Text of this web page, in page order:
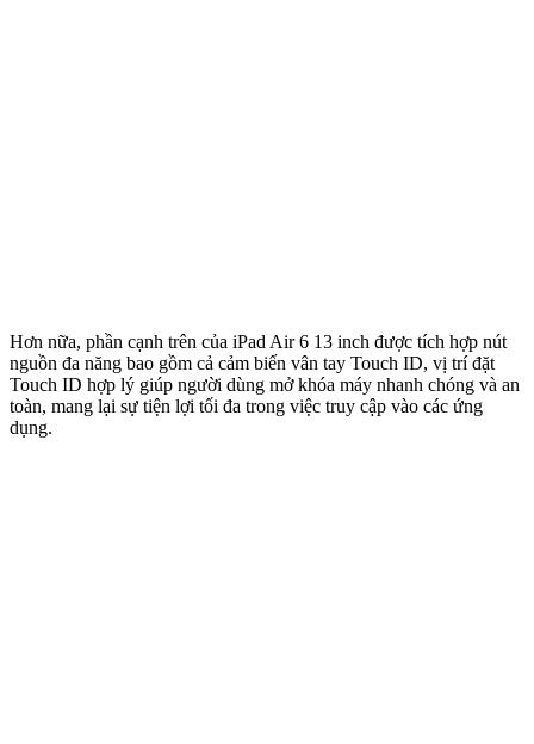
Hơn nữa, phần cạnh trên của iPad Air 6 13 inch được tích hợp nút
nguồn đa năng bao gồm cả cảm biến vân tay Touch ID, vị trí đặt
Touch ID hợp lý giúp người dùng mở khóa máy nhanh chóng và an
toàn, mang lại sự tiện lợi tối đa trong việc truy cập vào các ứng
dụng.